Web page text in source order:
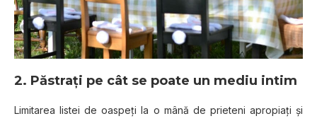
2. Păstraţi pe cât se poate un mediu intim
Limitarea listei de oaspeţi la o mână de prieteni apropiaţi şi